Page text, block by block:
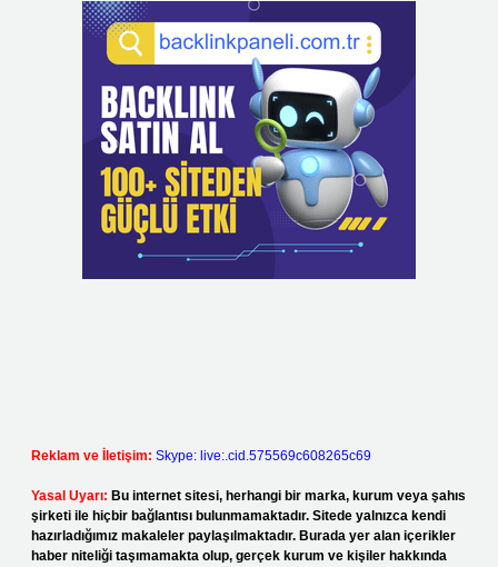
Reklam ve İletişim: Skype: live:.cid.575569c608265c69
Yasal Uyarı: Bu internet sitesi, herhangi bir marka, kurum veya şahıs
şirketi ile hiçbir bağlantısı bulunmamaktadır. Sitede yalnızca kendi
hazırladığımız makaleler paylaşılmaktadır. Burada yer alan içerikler
haber niteliği taşımamakta olup, gerçek kurum ve kişiler hakkında